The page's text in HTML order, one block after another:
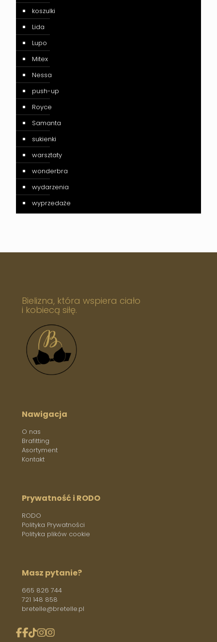
koszulki
Lida
Lupo
Mitex
Nessa
push-up
Royce
Samanta
sukienki
warsztaty
wonderbra
wydarzenia
wyprzedaże
Bielizna, która wspiera ciało
i kobiecą siłę.
Nawigacja
O nas
Brafitting
Asortyment
Kontakt
Prywatność i RODO
RODO
Polityka Prywatności
Polityka plików cookie
Masz pytanie?
665 826 744
721 148 858
bretelle@bretelle.pl